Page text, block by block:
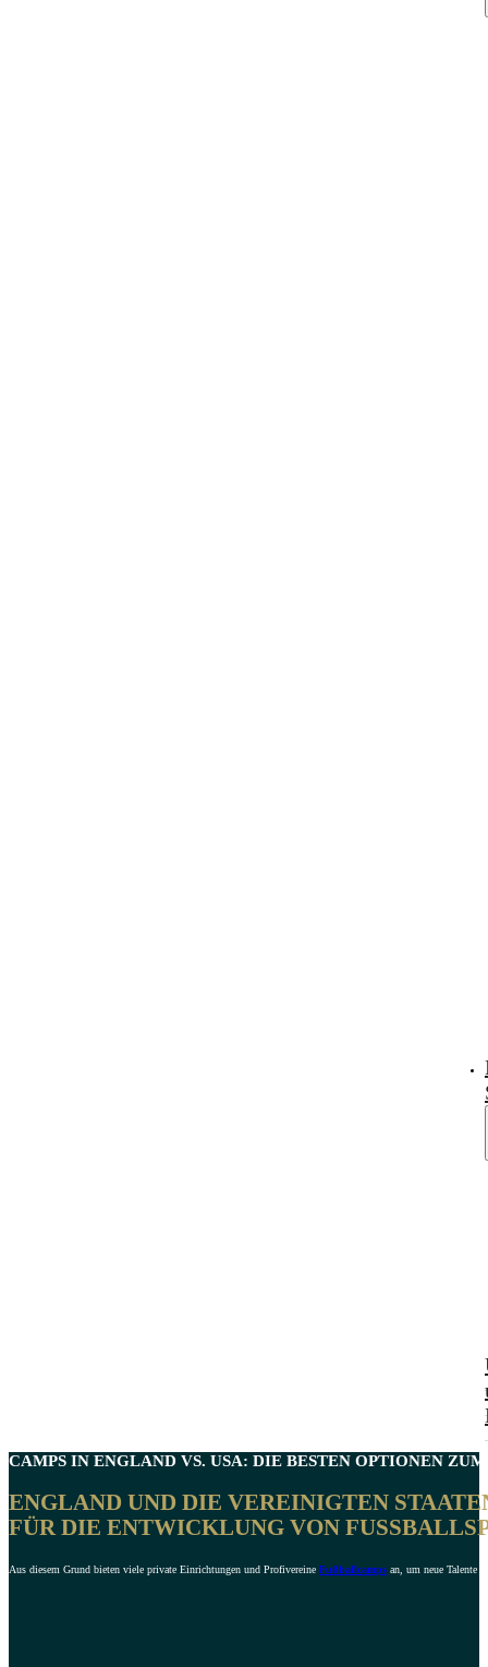
CAMPS IN ENGLAND VS. USA: DIE BESTEN OPTIONEN
ENGLAND UND DIE VEREINIGTEN
FÜR DIE ENTWICKLUNG VON
Aus diesem Grund bieten viele private Einrichtungen und Profivereine Fußballcamps an, um neue Talente